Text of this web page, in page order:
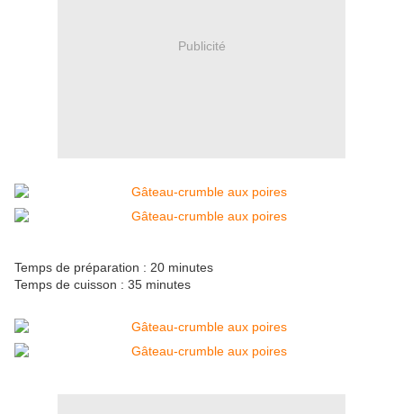
Publicité
Temps de préparation : 20 minutes
Temps de cuisson : 35 minutes